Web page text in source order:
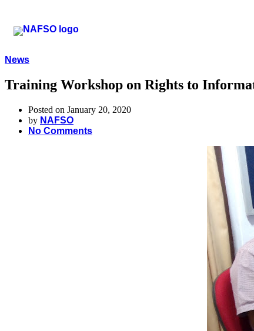
News
Training Workshop on Rights to
Posted on January 20, 2020
by NAFSO
No Comments